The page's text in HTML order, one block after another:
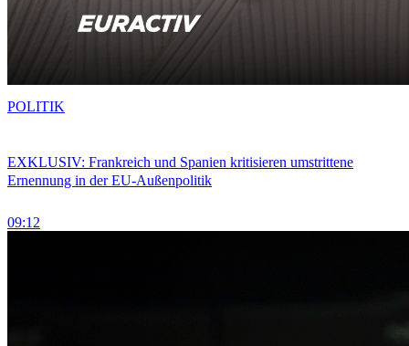
EXKLUSIV: Frankreich und Spanien kritisieren umstrittene
Ernennung in der EU-Außenpolitik
09:12
POLITIK